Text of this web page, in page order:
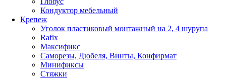
Кондуктор мебельный
Крепеж
Уголок пластиковый монтажный на 2, 4 шурупа
Rafix
Максификс
Саморезы, Дюбеля, Винты, Конфирмат
Минификсы
Стяжки